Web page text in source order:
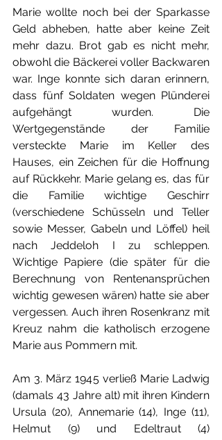
Marie wollte noch bei der Sparkasse
Geld abheben, hatte aber keine Zeit
mehr dazu. Brot gab es nicht mehr,
obwohl die Bäckerei voller Backwaren
war. Inge konnte sich daran erinnern,
dass fünf Soldaten wegen Plünderei
aufgehängt wurden. Die
Wertgegenstände der Familie
versteckte Marie im Keller des
Hauses, ein Zeichen für die Hoffnung
auf Rückkehr. Marie gelang es, das für
die Familie wichtige Geschirr
(verschiedene Schüsseln und Teller
sowie Messer, Gabeln und Löffel) heil
nach Jeddeloh I zu schleppen.
Wichtige Papiere (die später für die
Berechnung von Rentenansprüchen
wichtig gewesen wären) hatte sie aber
vergessen. Auch ihren Rosenkranz mit
Kreuz nahm die katholisch erzogene
Marie aus Pommern mit.
Am 3. März 1945 verließ Marie Ladwig
(damals 43 Jahre alt) mit ihren Kindern
Ursula (20), Annemarie (14), Inge (11),
Helmut (9) und Edeltraut (4)